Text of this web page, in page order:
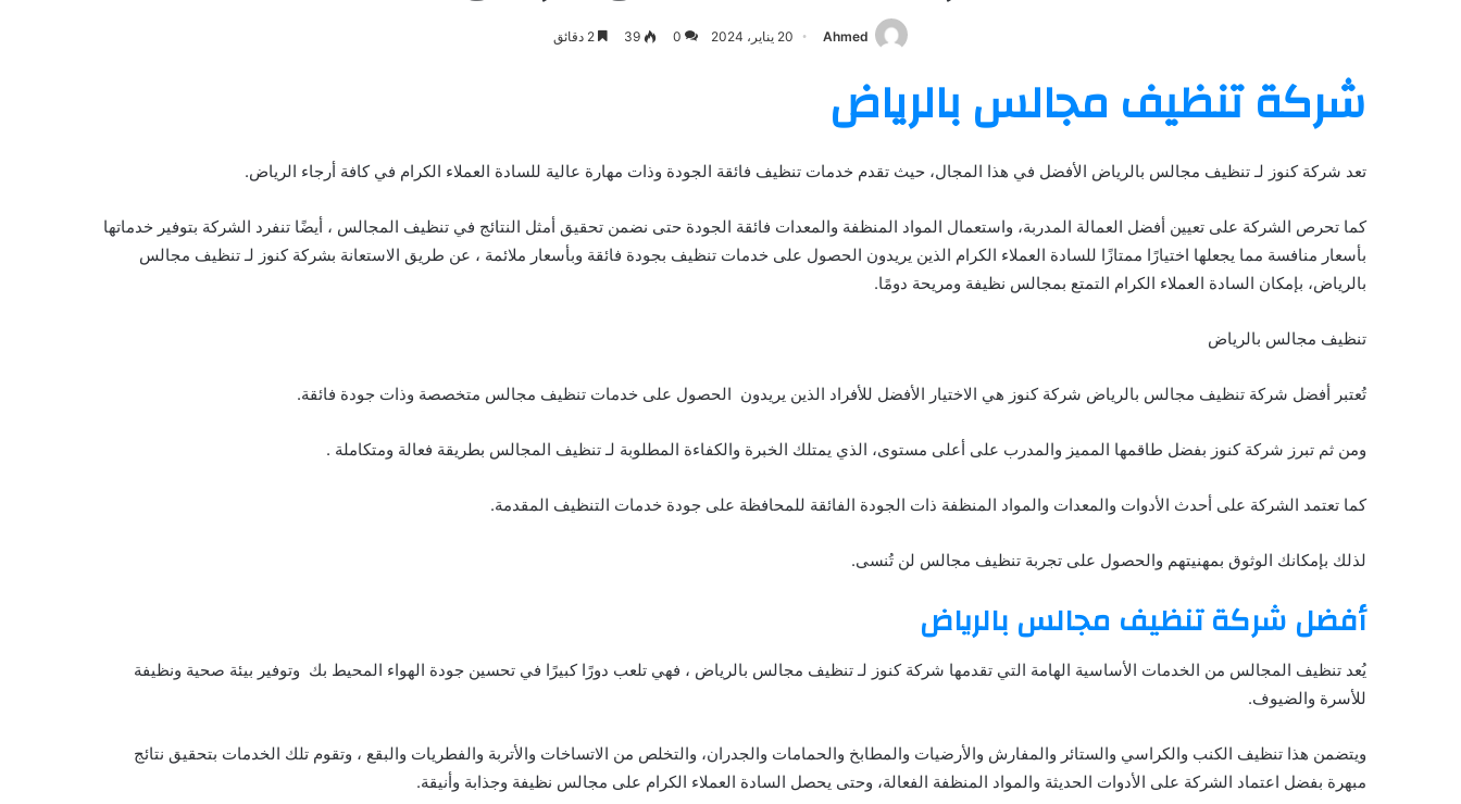
Ahmed 20 يناير، 2024 0
39
شركة تنظيف مجالس بالرياض
تعد شركة كنوز لـ تنظيف مجالس بالرياض الأفضل في هذا المجال، حيث تقدم خدمات تنظيف فائقة الجودة وذات مهارة عالية للسادة العملاء الكرام في كافة أرجاء الرياض.
كما تحرص الشركة على تعيين أفضل العمالة المدربة، واستعمال المواد المنظفة والمعدات فائقة الجودة حتى نضمن تحقيق أمثل النتائج في تنظيف المجالس ، أيضًا تنفرد الشركة بتوفير خدماتها
بأسعار منافسة مما يجعلها اختيارًا ممتازًا للسادة العملاء الكرام الذين يريدون الحصول على خدمات تنظيف بجودة فائقة وبأسعار ملائمة ، عن طريق الاستعانة بشركة كنوز لـ تنظيف مجالس
بالرياض، بإمكان السادة العملاء الكرام التمتع بمجالس نظيفة ومريحة دومًا.
تنظيف مجالس بالرياض
تُعتبر أفضل شركة تنظيف مجالس بالرياض شركة كنوز هي الاختيار الأفضل للأفراد الذين يريدون الحصول على خدمات تنظيف مجالس متخصصة وذات جودة فائقة.
ومن ثم تبرز شركة كنوز بفضل طاقمها المميز والمدرب على أعلى مستوى، الذي يمتلك الخبرة والكفاءة المطلوبة لـ تنظيف المجالس بطريقة فعالة ومتكاملة .
كما تعتمد الشركة على أحدث الأدوات والمعدات والمواد المنظفة ذات الجودة الفائقة للمحافظة على جودة خدمات التنظيف المقدمة.
لذلك بإمكانك الوثوق بمهنيتهم والحصول على تجربة تنظيف مجالس لن تُنسى.
أفضل شركة تنظيف مجالس بالرياض
يُعد تنظيف المجالس من الخدمات الأساسية الهامة التي تقدمها شركة كنوز لـ تنظيف مجالس بالرياض ، فهي تلعب دورًا كبيرًا في تحسين جودة الهواء المحيط بك وتوفير بيئة صحية ونظيفة
للأسرة والضيوف.
ويتضمن هذا تنظيف الكنب والكراسي والستائر والمفارش والأرضيات والمطابخ والحمامات والجدران، والتخلص من الاتساخات والأتربة والفطريات والبقع ، وتقوم تلك الخدمات بتحقيق نتائج
مبهرة بفضل اعتماد الشركة على الأدوات الحديثة والمواد المنظفة الفعالة، وحتى يحصل السادة العملاء الكرام على مجالس نظيفة وجذابة وأنيقة.